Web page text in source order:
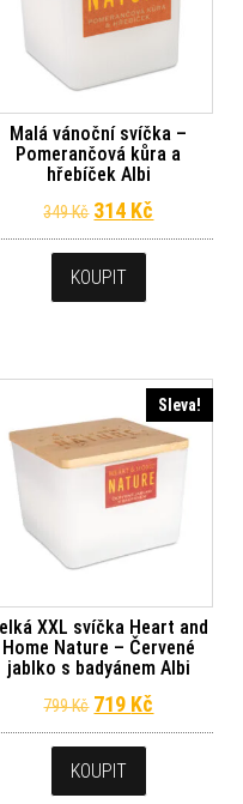
349 Kč.
je: 314 Kč.
Malá vánoční svíčka –
Pomerančová kůra a
hřebíček Albi
349Kč Původní cena
314 Kč
KOUPIT
349 Kč.
je: 314 Kč.
Sleva!
XXL svíčka Heart and
Home Nature – Červené
jablko s badyánem Albi
799Kč Původní cena
719 Kč
KOUPIT